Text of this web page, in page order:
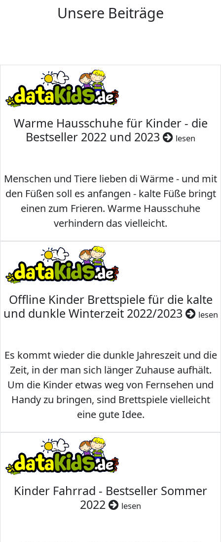
Unsere Beiträge
Warme Hausschuhe für Kinder - die
Bestseller 2022 und 2023
lesen
Menschen und Tiere lieben di Wärme - und mit
den Füßen soll es anfangen - kalte Füße bringt
einen zum Frieren. Warme Hausschuhe
verhindern das vielleicht.
Offline Kinder Brettspiele für die kalte
und dunkle Winterzeit 2022/2023
lesen
Es kommt wieder die dunkle Jahreszeit und die
Zeit, in der man sich länger Zuhause aufhält.
Um die Kinder etwas weg von Fernsehen und
Handy zu bringen, sind Brettspiele vielleicht
eine gute Idee.
Kinder Fahrrad - Bestseller Sommer
2022
lesen